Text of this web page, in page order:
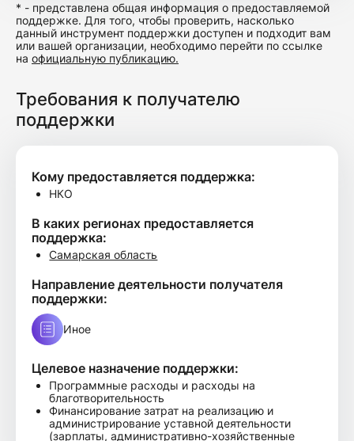
* - представлена общая информация о предоставляемой
поддержке. Для того, чтобы проверить, насколько
данный инструмент поддержки доступен и подходит вам
или вашей организации, необходимо перейти по ссылке
на официальную публикацию.
Требования к получателю
поддержки
Кому предоставляется поддержка:
НКО
В каких регионах предоставляется
поддержка:
Самарская область
Направление деятельности получателя
поддержки:
Иное
Целевое назначение поддержки:
Программные расходы и расходы на
благотворительность
Финансирование затрат на реализацию и
администрирование уставной деятельности
(зарплаты, административно-хозяйственные